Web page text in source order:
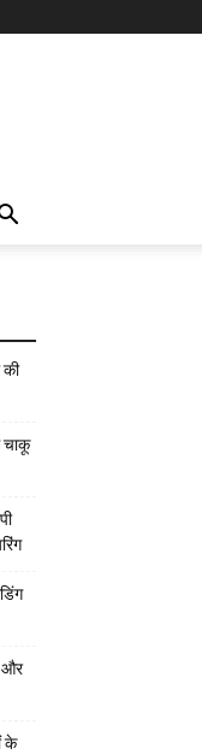
की
चाकू
और
के